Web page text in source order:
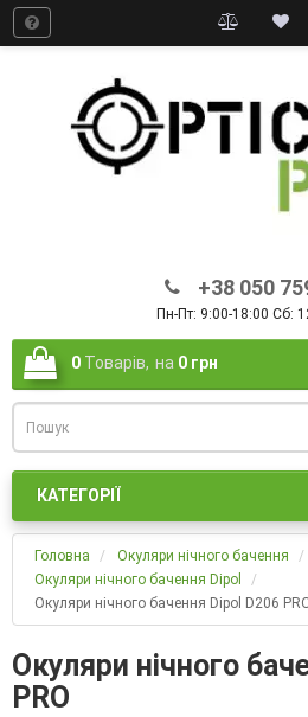
+38 050
Пн-Пт: 9:00-18:00 Сб:
0 Товарів, на 0 грн
КАТЕГОРІЇ
Головна
Окуляри нічного бачення
Окуляри нічного бачення Dipol
Окуляри нічного бачення Dipol D206
Окуляри нічного
PRO